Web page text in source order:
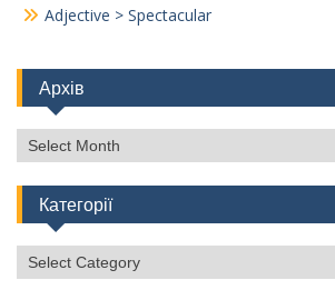
Adjective > Spectacular
Архів
Архів
Категорії
Категорії